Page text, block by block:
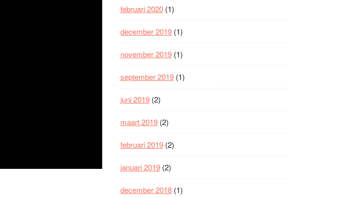
februari 2020 (1)
december 2019 (1)
november 2019 (1)
september 2019 (1)
juni 2019 (2)
maart 2019 (2)
februari 2019 (2)
januari 2019 (2)
december 2018 (1)